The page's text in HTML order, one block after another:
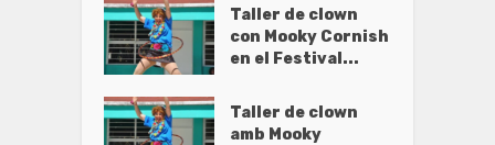
Taller de clown
con Mooky Cornish
en el Festival...
Taller de clown
amb Mooky